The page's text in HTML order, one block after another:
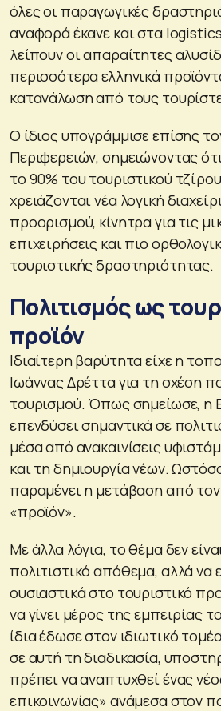
όλες οι παραγωγικές
αναφορά έκανε και στα
λείπουν οι απαραίτητες
περισσότερα ελληνικά
κατανάλωση από τους
Ο ίδιος υπογράμμισε επίσης
Περιφερειών, σημειώνοντας
το 90% του τουριστικού
χρειάζονται νέα λογική
προορισμού, κίνητρα για τις
επιχειρήσεις και πιο
τουριστικής δραστηριότητας.
Πολιτισμός ως
προϊόν
Ιδιαίτερη βαρύτητα είχε η
Ιωάννας Δρέττα για τη σχέση
τουρισμού. Όπως σημείωσε, η
επενδύσει σημαντικά σε
μέσα από ανακαινίσεις
και τη δημιουργία νέων.
παραμένει η μετάβαση από
«προϊόν».
Με άλλα λόγια, το θέμα δεν
πολιτιστικό απόθεμα, αλλά να
ουσιαστικά στο τουριστικό
να γίνει μέρος της εμπειρίας
ίδια έδωσε στον ιδιωτικό
σε αυτή τη διαδικασία,
πρέπει να αναπτυχθεί ένας
επικοινωνίας» ανάμεσα στον